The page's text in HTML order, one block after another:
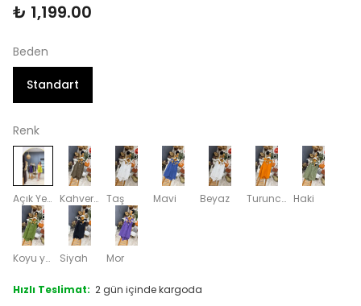
₺ 1,199.00
Beden
Standart
Renk
Açık Yeşil Kahverengi Taş Mavi Beyaz Turuncu Haki
Koyu yeşil Siyah Mor
Hızlı Teslimat: 2 gün içinde kargoda